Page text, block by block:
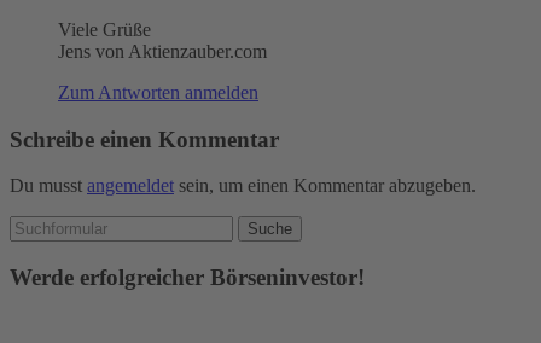
Viele Grüße
Jens von Aktienzauber.com
Zum Antworten anmelden
Schreibe einen Kommentar
Du musst angemeldet sein, um einen Kommentar abzugeben.
Werde erfolgreicher Börseninvestor!